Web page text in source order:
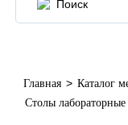
Главная > Каталог
Столы лабораторные